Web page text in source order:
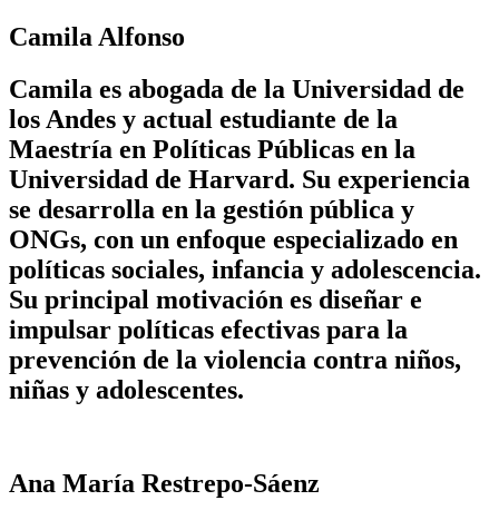
Camila Alfonso
Camila es abogada de la Universidad de
los Andes y actual estudiante de la
Maestría en Políticas Públicas en la
Universidad de Harvard. Su experiencia
se desarrolla en la gestión pública y
ONGs, con un enfoque especializado en
políticas sociales, infancia y adolescencia.
Su principal motivación es diseñar e
impulsar políticas efectivas para la
prevención de la violencia contra niños,
niñas y adolescentes.
Ana María Restrepo-Sáenz